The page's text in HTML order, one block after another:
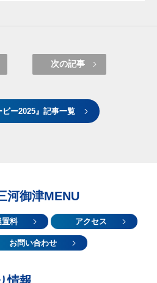
次の記事
ビー2025』記事一覧
河御津MENU
置料 アクセス
お問い合わせ